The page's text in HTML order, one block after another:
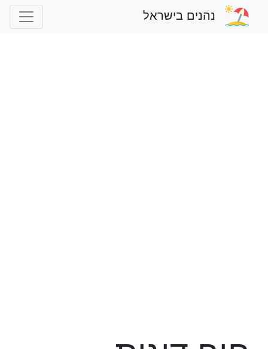
נהנים בישראל